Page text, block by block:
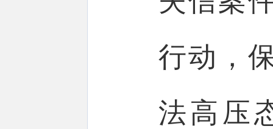
行动，
法高压